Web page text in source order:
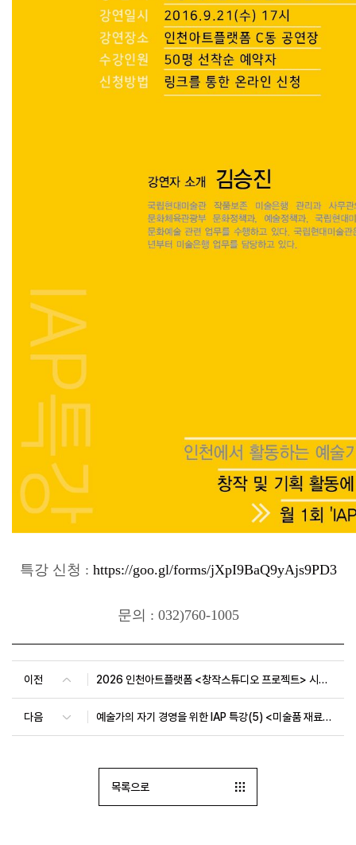
특강 신청 : https://goo.gl/forms/jXpI9BaQ9yAjs9PD3
문의 : 032)760-1005
이전 2026 인천아트플랫폼 <창작스튜디오 프로젝트> 시민참여 워크숍 8월
다음 예술가의 자기 경영을 위한 IAP 특강(5) <미술품 재료와 보존복원의 이해>
목록으로